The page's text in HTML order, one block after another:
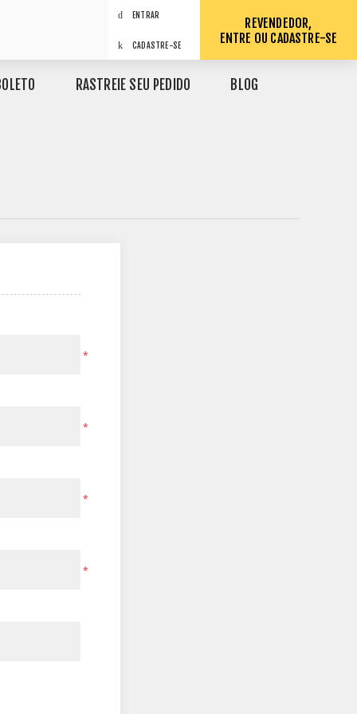
ENTRAR
CADASTRE-SE
REVENDEDOR,
ENTRE OU CADASTRE-SE
RASTREIE SEU PEDIDO BLOG
*
*
*
*